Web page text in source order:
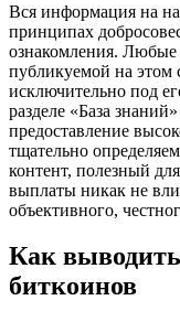
Вся информация на
принципах
ознакомления.
публикуемой на этом
исключительно под
разделе «База
предоставление
тщательно
контент, полезный
выплаты никак не
объективного,
Как
биткоинов